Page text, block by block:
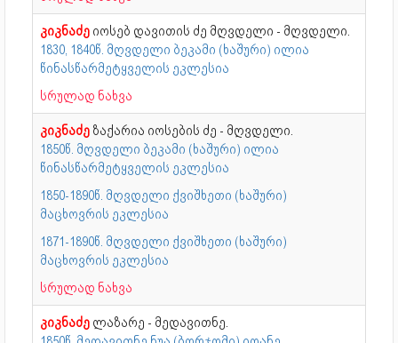
კიკნაძე იოსებ დავითის ძე მღვდელი - მღვდელი.
1830, 1840წ. მღვდელი ბეკამი (ხაშური) ილია
წინასწარმეტყველის ეკლესია
სრულად ნახვა
კიკნაძე ზაქარია იოსების ძე - მღვდელი.
1850წ. მღვდელი ბეკამი (ხაშური) ილია
წინასწარმეტყველის ეკლესია
1850-1890წ. მღვდელი ქვიშხეთი (ხაშური)
მაცხოვრის ეკლესია
1871-1890წ. მღვდელი ქვიშხეთი (ხაშური)
მაცხოვრის ეკლესია
სრულად ნახვა
კიკნაძე ლაზარე - მედავითნე.